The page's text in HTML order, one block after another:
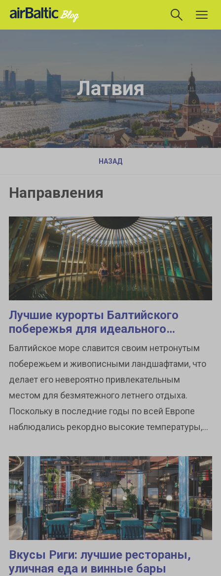
Латвия
НАЗАД
Направления
Лучшие курорты Балтийского
побережья для идеального
летнего отпуска
Балтийское море славится своим нетронутым
побережьем и живописными ландшафтами, что
делает его невероятно привлекательным
местом для безмятежного летнего отдыха.
Поскольку в последние годы по всей Европе
наблюдались рекордно высокие температуры,...
Вкусы Риги: лучшие рестораны,
уличная еда и винные бары